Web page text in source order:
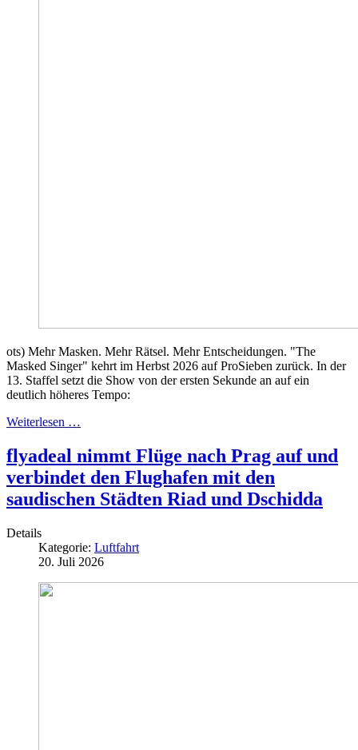
ots) Mehr Masken. Mehr Rätsel. Mehr Entscheidungen. "The
Masked Singer" kehrt im Herbst 2026 auf ProSieben zurück. In der
13. Staffel setzt die Show von der ersten Sekunde an auf ein
deutlich höheres Tempo:
Weiterlesen …
flyadeal nimmt Flüge nach Prag auf und
verbindet den Flughafen mit den
saudischen Städten Riad und Dschidda
Details
Kategorie: Luftfahrt
20. Juli 2026